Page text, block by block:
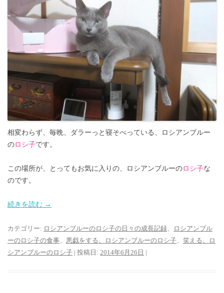
相変わらず、毎晩、ダラーっと寝そべっている、ロシアンブルー
のロシ子です。
この場所が、とってもお気に入りの、ロシアンブルーのロシ子な
のです。
続きを読む →
カテゴリー: ロシアンブルーのロシ子の日々の成長記録、
ロシアンブル
ーのロシ子の食事、 悪戯をする、ロシアンブルーのロシ子、 笑える、ロ
シアンブルーのロシ子 | 投稿日: 2014年6月26日 |